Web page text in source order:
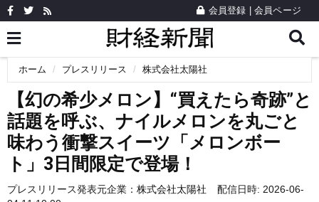
会員登録 会員ページ
ホーム プレスリリース 株式会社太陽社
【幻の希少メロン】“買えたら奇跡”と
話題を呼ぶ、ナイルメロンを丸ごと
味わう衝撃スイーツ「メロンボー
ト」3日間限定で登場！
プレスリリース発表元企業： 株式会社太陽社
配信日時: 2026-06-